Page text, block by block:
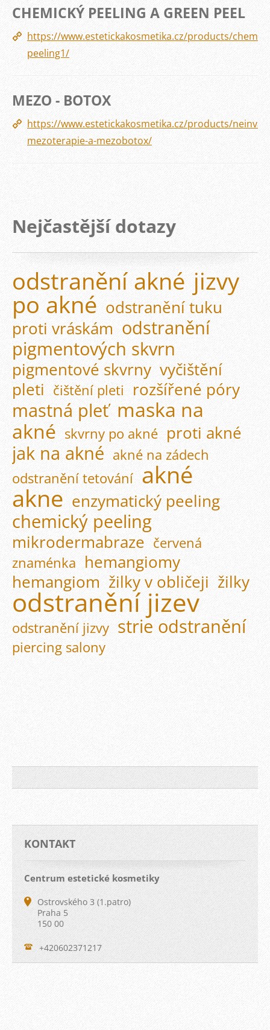
CHEMICKÝ PEELING A GREEN PEEL
https://www.estetickakosmetika.cz/products/
peeling1/
MEZO - BOTOX
https://www.estetickakosmetika.cz/products/
mezoterapie-a-mezobotox/
Nejčastější dotazy
odstranění akné jizvy
po akné odstranění tuku
proti vráskám odstranění
pigmentových skvrn
pigmentové skvrny vyčištění
pleti čištění pleti rozšířené póry
mastná pleť maska na
akné skvrny po akné proti akné
jak na akné akné na zádech
odstranění tetování akné
akne enzymatický peeling
chemický peeling
mikrodermabraze červená
znaménka hemangiomy
hemangiom žilky v obličeji žilky
odstranění jizev
odstranění jizvy strie odstranění
piercing salony
KONTAKT
Centrum estetické kosmetiky
Ostrovského 3 (1.patro)
Praha 5
150 00
+420602371217